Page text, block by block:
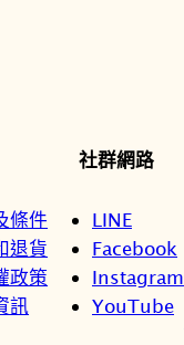
條件
退貨
政策
訊
社群網路
LINE
Facebook
Instagram
YouTube